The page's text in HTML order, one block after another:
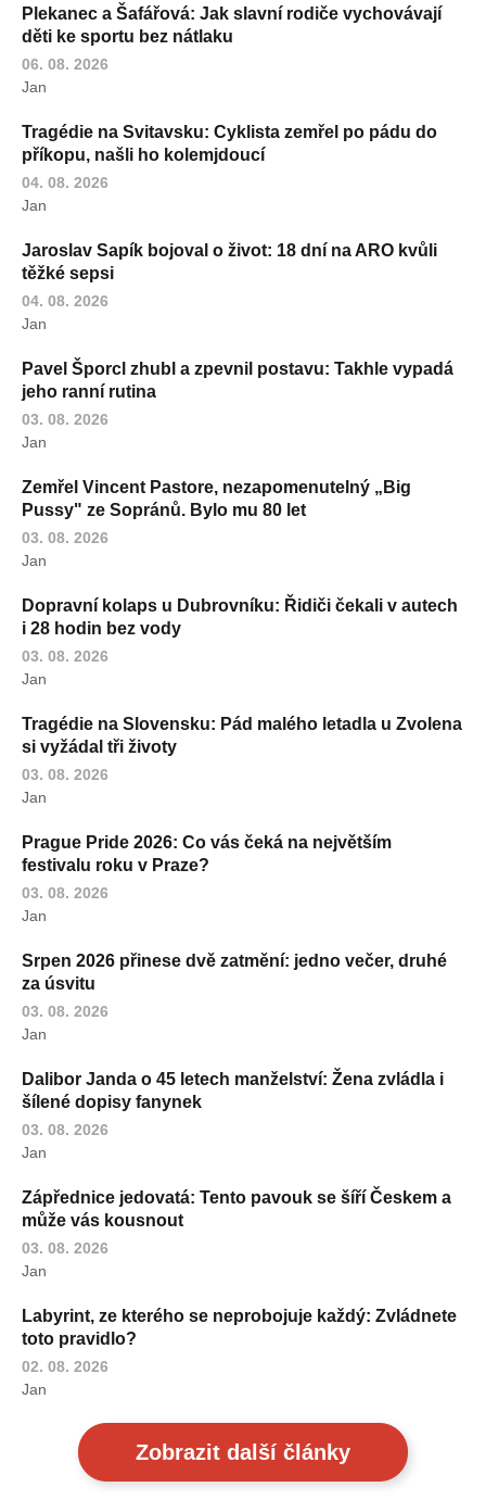
Plekanec a Šafářová: Jak slavní rodiče vychovávají
děti ke sportu bez nátlaku
06. 08. 2026
Jan
Tragédie na Svitavsku: Cyklista zemřel po pádu do
příkopu, našli ho kolemjdoucí
04. 08. 2026
Jan
Jaroslav Sapík bojoval o život: 18 dní na ARO kvůli
těžké sepsi
04. 08. 2026
Jan
Pavel Šporcl zhubl a zpevnil postavu: Takhle vypadá
jeho ranní rutina
03. 08. 2026
Jan
Zemřel Vincent Pastore, nezapomenutelný „Big
Pussy" ze Sopránů. Bylo mu 80 let
03. 08. 2026
Jan
Dopravní kolaps u Dubrovníku: Řidiči čekali v autech
i 28 hodin bez vody
03. 08. 2026
Jan
Tragédie na Slovensku: Pád malého letadla u Zvolena
si vyžádal tři životy
03. 08. 2026
Jan
Prague Pride 2026: Co vás čeká na největším
festivalu roku v Praze?
03. 08. 2026
Jan
Srpen 2026 přinese dvě zatmění: jedno večer, druhé
za úsvitu
03. 08. 2026
Jan
Dalibor Janda o 45 letech manželství: Žena zvládla i
šílené dopisy fanynek
03. 08. 2026
Jan
Zápřednice jedovatá: Tento pavouk se šíří Českem a
může vás kousnout
03. 08. 2026
Jan
Labyrint, ze kterého se neprobojuje každý: Zvládnete
toto pravidlo?
02. 08. 2026
Jan
Zobrazit další články